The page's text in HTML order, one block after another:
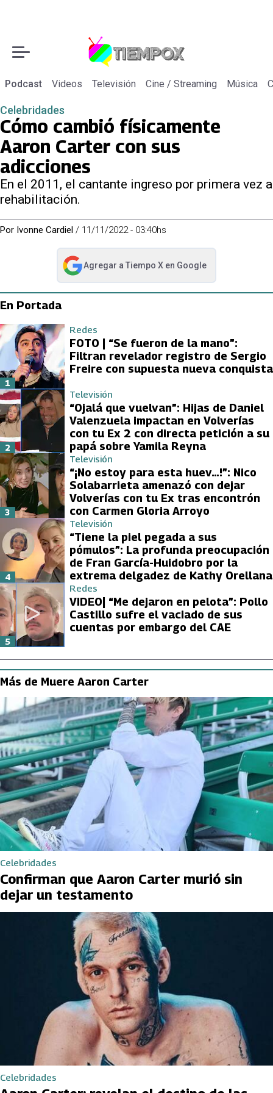
Podcast Videos Televisión Cine / Streaming Música
Celebridades
Cómo cambió físicamente
Aaron Carter con sus
adicciones
En el 2011, el cantante ingreso por primera vez a
rehabilitación.
Por Ivonne Cardiel / 11/11/2022 - 03:40hs
Agregar a Tiempo Xen Google
abre en nueva pestaña
En Portada
Redes
FOTO | “Se fueron de la mano”:
Filtran revelador registro de Sergio
Freire con supuesta nueva conquista
1
Televisión
“Ojalá que vuelvan”: Hijas de Daniel
Valenzuela impactan en Volverías
con tu Ex 2 con directa petición a su
papá sobre Yamila Reyna
2
Televisión
“¡No estoy para esta huev…!”: Nico
Solabarrieta amenazó con dejar
Volverías con tu Ex tras encontrón
con Carmen Gloria Arroyo
3
Televisión
“Tiene la piel pegada a sus
pómulos”: La profunda preocupación
de Fran García-Huidobro por la
extrema delgadez de Kathy Orellana
4
Redes
VIDEO| “Me dejaron en pelota”: Pollo
Castillo sufre el vaciado de sus
cuentas por embargo del CAE
5
Más de Muere Aaron Carter
Celebridades
Confirman que Aaron Carter murió sin
dejar un testamento
Celebridades